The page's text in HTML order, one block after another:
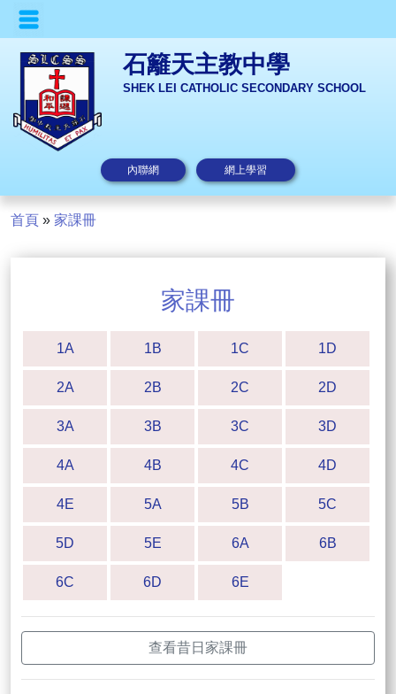
石籬天主教中學
SHEK LEI CATHOLIC SECONDARY SCHOOL
內聯網 網上學習
首頁 » 家課冊
家課冊
1A 1B 1C 1D
2A 2B 2C 2D
3A 3B 3C 3D
4A 4B 4C 4D
4E 5A 5B 5C
5D 5E 6A 6B
6C 6D 6E
查看昔日家課冊